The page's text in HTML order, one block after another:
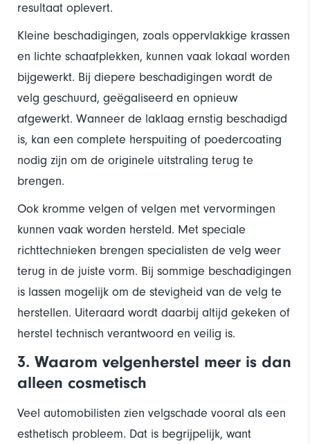
resultaat oplevert.
Kleine beschadigingen, zoals oppervlakkige krassen
en lichte schaafplekken, kunnen vaak lokaal worden
bijgewerkt. Bij diepere beschadigingen wordt de
velg geschuurd, geëgaliseerd en opnieuw
afgewerkt. Wanneer de laklaag ernstig beschadigd
is, kan een complete herspuiting of poedercoating
nodig zijn om de originele uitstraling terug te
brengen.
Ook kromme velgen of velgen met vervormingen
kunnen vaak worden hersteld. Met speciale
richttechnieken brengen specialisten de velg weer
terug in de juiste vorm. Bij sommige beschadigingen
is lassen mogelijk om de stevigheid van de velg te
herstellen. Uiteraard wordt daarbij altijd gekeken of
herstel technisch verantwoord en veilig is.
3. Waarom velgenherstel meer is dan
alleen cosmetisch
Veel automobilisten zien velgschade vooral als een
esthetisch probleem. Dat is begrijpelijk, want